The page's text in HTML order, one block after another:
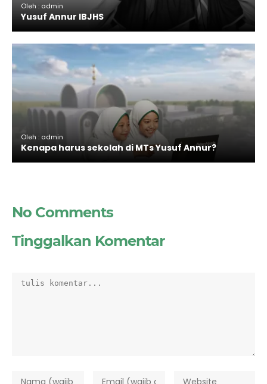
Oleh : admin
Yusuf Annur IBJHS
Oleh : admin
Kenapa harus sekolah di MTs Yusuf Annur?
No Comments
Tinggalkan Komentar